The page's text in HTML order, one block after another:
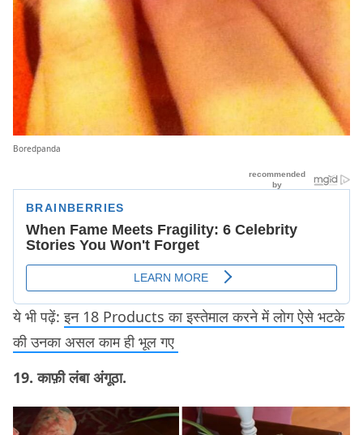
Boredpanda
ये भी पढ़ें:इन 18 Products का इस्तेमाल करने में लोग ऐसे भटके
की उनका असल काम ही भूल गए
19. काफ़ी लंबा अंगूठा.